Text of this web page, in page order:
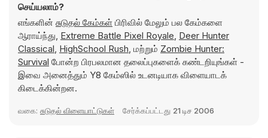
செய்யலாம்?
எங்களின் சுடுதல் கேம்கள் பிரிவில் மேலும் பல கேம்களை
ஆராய்ந்து, Extreme Battle Pixel Royale, Deer Hunter
Classical, HighSchool Rush, மற்றும் Zombie Hunter:
Survival போன்ற பிரபலமான தலைப்புகளைக் கண்டறியுங்கள் -
இவை அனைத்தும் Y8 கேம்ஸில் உடனடியாக விளையாடக்
கிடைக்கின்றன.
வகை: சுடுதல் விளையாட்டுகள் சேர்க்கப்பட்டது 21 டிச 2006